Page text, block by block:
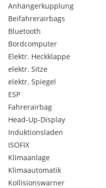
Sitzbelüftung
Sprachsteuerung
Allwetterreifen
Tire Mobility Set
Kopfstützen im Fond
Verkehrszeichenerkennung
Müdigkeitserkennung
Außenspiegel beheizbar
Seitenfenster ab B-Säule
DAB-Radio
Anhängerkupplung
Beifahrerairbags
Bluetooth
Bordcomputer
Elektr. Heckklappe
elektr. Sitze
elektr. Spiegel
ESP
Fahrerairbag
Head-Up-Display
Induktionsladen
ISOFIX
Klimaanlage
Klimaautomatik
Kollisionswarner